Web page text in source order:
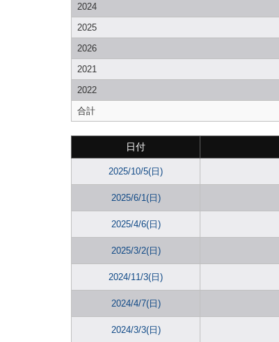
2024
2025
2026
2021
2022
合計
日付
2025/10/5(日)
2025/6/1(日)
2025/4/6(日)
2025/3/2(日)
2024/11/3(日)
2024/4/7(日)
2024/3/3(日)